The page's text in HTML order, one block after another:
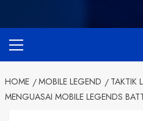
Menu
HOME MOBILE LEGEND
TAKTIK
MENGUASAI MOBILE LEGENDS